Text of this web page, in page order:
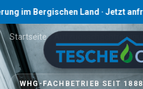
Land · Jetzt anfragen! · ☎
Startseite ›
WHG-FACHBETRIEB SEIT 1888